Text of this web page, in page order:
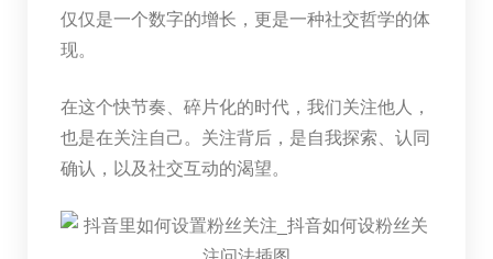
仅仅是一个数字的增长，更是一种社交哲学的体
现。
在这个快节奏、碎片化的时代，我们关注他人，
也是在关注自己。关注背后，是自我探索、认同
确认，以及社交互动的渴望。